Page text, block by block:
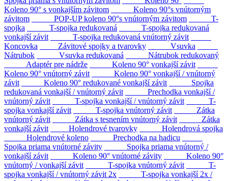
Koleno 90° s vonkajším závitom
Koleno 90°s vnútorným
závitom
POP-UP koleno 90°s vnútorným závitom
T-
spojka
T-spojka redukovaná
T-spojka redukovaná
vonkajší závit
T-spojka redukovaná vnútorný závit
Koncovka
Závitové spojky a tvarovky
Vsuvka
Nátrubok
Vsuvka redukovaná
Nátrubok redukovaný
Adaptér pre nádrže
Koleno 90° vonkajší závit
Koleno 90° vnútorný závit
Koleno 90° vonkajší / vnútorný
závit
Koleno 90° redukované vonkajší závit
Spojka
redukovaná vonkajší / vnútorný závit
Prechodka vonkajší /
vnútorný závit
T-spojka vonkajší / vnútorný závit
T-
spojka vonkajší závit
T-spojka vnútorný závit
Zátka
vnútorný závit
Zátka s tesnením vnútorný závit
Zátka
vonkajší závit
Holendrové tvarovky
Holendrová spojka
Holendrové koleno
Prechodka na hadicu
Spojka priama vnútorné závity
Spojka priama vnútorný /
vonkajší závit
Koleno 90° vnútorné závity
Koleno 90°
vnútorný / vonkajší závit
T-spojka vnútorný závit
T-
spojka vonkajší / vnútorný závit 2x
T-spojka vonkajší 2x /